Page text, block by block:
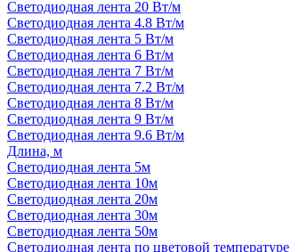
Светодиодная лента 20 Вт/м
Светодиодная лента 4.8 Вт/м
Светодиодная лента 5 Вт/м
Светодиодная лента 6 Вт/м
Светодиодная лента 7 Вт/м
Светодиодная лента 7.2 Вт/м
Светодиодная лента 8 Вт/м
Светодиодная лента 9 Вт/м
Светодиодная лента 9.6 Вт/м
Длина, м
Светодиодная лента 5м
Светодиодная лента 10м
Светодиодная лента 20м
Светодиодная лента 30м
Светодиодная лента 50м
Светодиодная лента по цветовой температуре